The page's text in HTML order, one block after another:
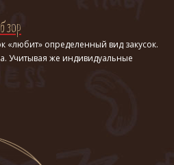
«любит» определенный вид закусок.
Учитывая же индивидуальные